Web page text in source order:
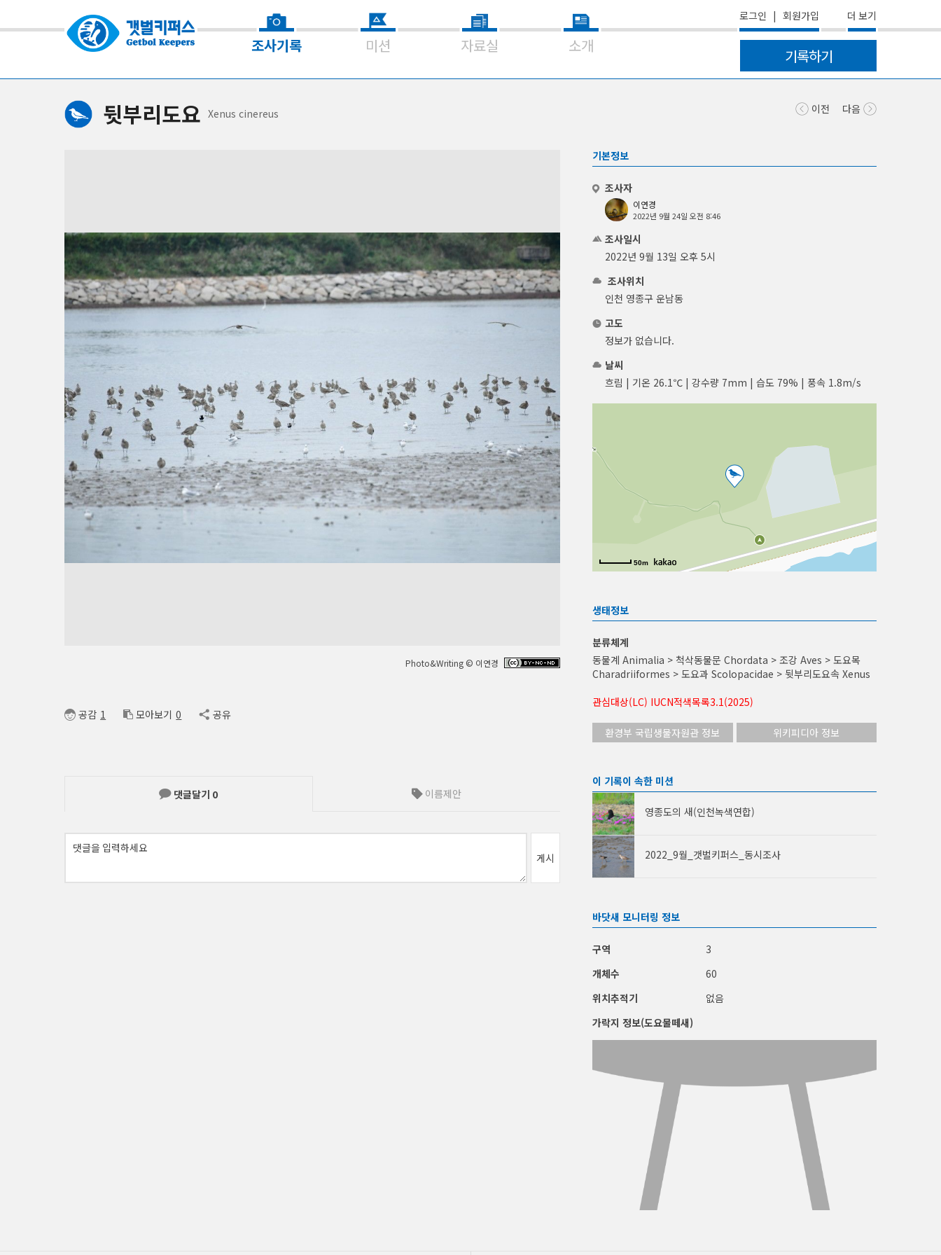
조사기록 미션 자료실 소개
로그인 | 회원가입 더 보기
기록하기
이전 다음
뒷부리도요 Xenus cinereus
Photo&Writing © 이연경
기본정보
조사자
이연경
2022년 9월 24일 오전 8:46
조사일시
2022년 9월 13일 오후 5시
조사위치
인천 영종구 운남동
고도
정보가 없습니다.
날씨
흐림 | 기온 26.1℃ | 강수량 7mm | 습도 79% | 풍속 1.8m/s
50m
생태정보
분류체계
동물계 Animalia > 척삭동물문 Chordata > 조강 Aves > 도요목
Charadriiformes > 도요과 Scolopacidae > 뒷부리도요속 Xenus
관심대상(LC) IUCN적색목록3.1(2025)
환경부 국립생물자원관 정보 위키피디아 정보
이 기록이 속한 미션
영종도의 새(인천녹색연합)
2022_9월_갯벌키퍼스_동시조사
바닷새 모니터링 정보
구역
3
개체수
60
위치추적기
없음
가락지 정보(도요물떼새)
공감 1 모아보기 0 공유
댓글달기 0 이름제안
게시